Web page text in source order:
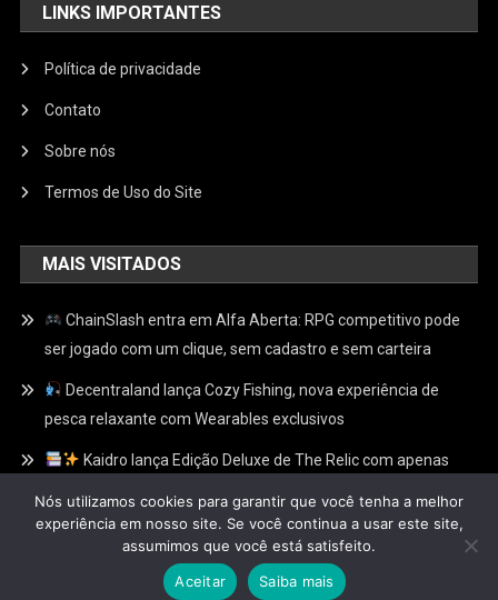
LINKS IMPORTANTES
Política de privacidade
Contato
Sobre nós
Termos de Uso do Site
MAIS VISITADOS
ChainSlash entra em Alfa Aberta: RPG competitivo pode
ser jogado com um clique, sem cadastro e sem carteira
Decentraland lança Cozy Fishing, nova experiência de
pesca relaxante com Wearables exclusivos
Kaidro lança Edição Deluxe de The Relic com apenas
exclusivas no Web3
Fliperamaweb3| Theme: News Portal by Mystery Themes
Nós utilizamos cookies para garantir que você tenha a melhor
experiência em nosso site. Se você continua a usar este site,
assumimos que você está satisfeito.
Aceitar
Saiba mais